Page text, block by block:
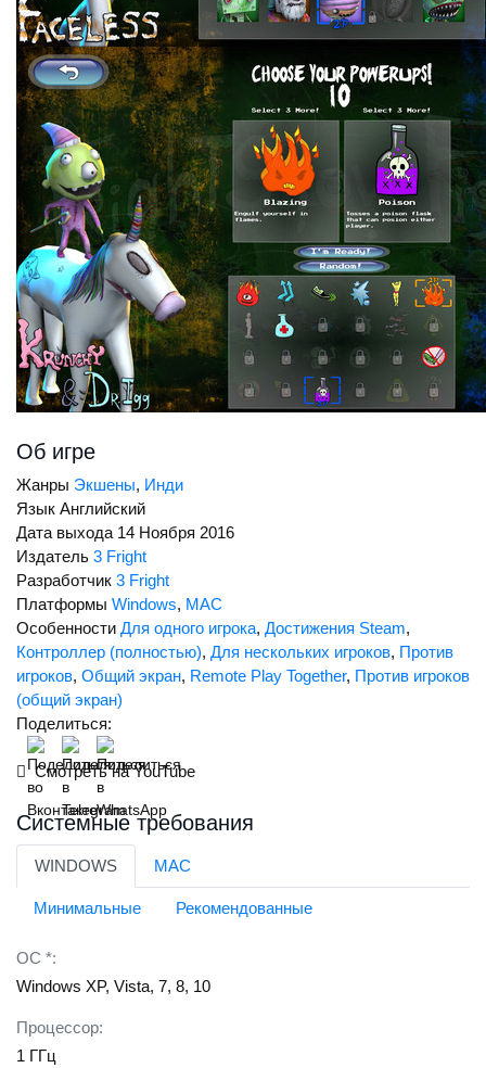
Об игре
Жанры Экшены, Инди
Язык Английский
Дата выхода 14 Ноября 2016
Издатель 3 Fright
Разработчик 3 Fright
Платформы Windows, MAC
Особенности Для одного игрока, Достижения Steam,
Контроллер (полностью), Для нескольких игроков, Против
игроков, Общий экран, Remote Play Together, Против игроков
(общий экран)
Поделиться:
Смотреть на YouTube
Системные требования
WINDOWS MAC
Минимальные Рекомендованные
ОС *:
Windows XP, Vista, 7, 8, 10
Процессор:
1 ГГц